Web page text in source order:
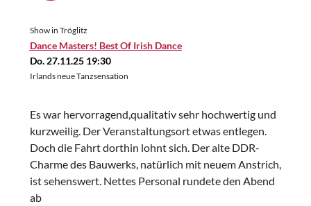
Show in Tröglitz
Dance Masters! Best Of Irish Dance
Do. 27.11.25 19:30
Irlands neue Tanzsensation
Es war hervorragend,qualitativ sehr hochwertig und
kurzweilig. Der Veranstaltungsort etwas entlegen.
Doch die Fahrt dorthin lohnt sich. Der alte DDR-
Charme des Bauwerks, natürlich mit neuem Anstrich,
ist sehenswert. Nettes Personal rundete den Abend
ab